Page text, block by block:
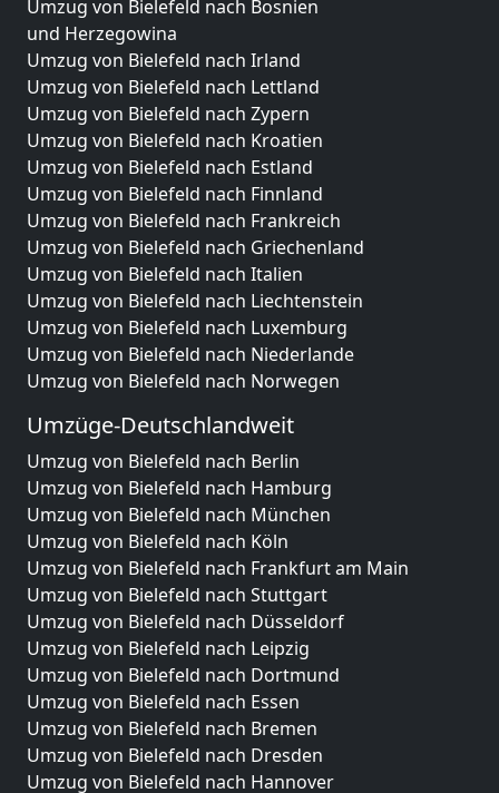
Umzug von Bielefeld nach Bosnien
und Herzegowina
Umzug von Bielefeld nach Irland
Umzug von Bielefeld nach Lettland
Umzug von Bielefeld nach Zypern
Umzug von Bielefeld nach Kroatien
Umzug von Bielefeld nach Estland
Umzug von Bielefeld nach Finnland
Umzug von Bielefeld nach Frankreich
Umzug von Bielefeld nach Griechenland
Umzug von Bielefeld nach Italien
Umzug von Bielefeld nach Liechtenstein
Umzug von Bielefeld nach Luxemburg
Umzug von Bielefeld nach Niederlande
Umzug von Bielefeld nach Norwegen
Umzüge-Deutschlandweit
Umzug von Bielefeld nach Berlin
Umzug von Bielefeld nach Hamburg
Umzug von Bielefeld nach München
Umzug von Bielefeld nach Köln
Umzug von Bielefeld nach Frankfurt am Main
Umzug von Bielefeld nach Stuttgart
Umzug von Bielefeld nach Düsseldorf
Umzug von Bielefeld nach Leipzig
Umzug von Bielefeld nach Dortmund
Umzug von Bielefeld nach Essen
Umzug von Bielefeld nach Bremen
Umzug von Bielefeld nach Dresden
Umzug von Bielefeld nach Hannover